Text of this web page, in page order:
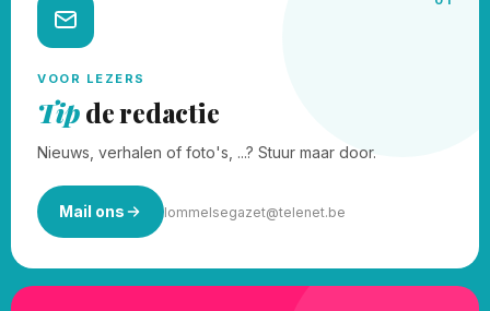
VOOR LEZERS
Tipde redactie
Nieuws, verhalen of foto's, ...? Stuur maar door.
Mail ons lommelsegazet@telenet.be